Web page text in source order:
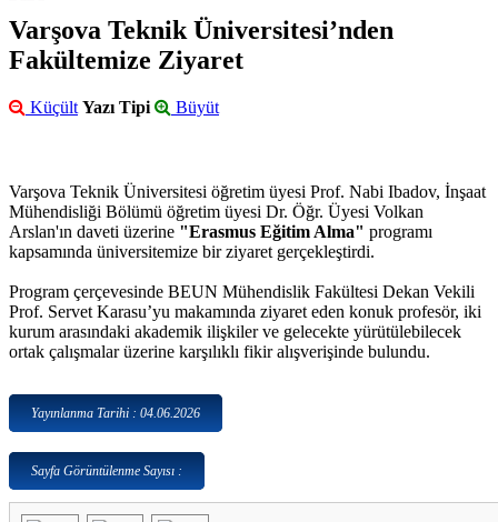
Varşova Teknik Üniversitesi’nden
Fakültemize Ziyaret
Küçült Yazı Tipi Büyüt
Varşova Teknik Üniversitesi öğretim üyesi Prof. Nabi Ibadov, İnşaat
Mühendisliği Bölümü öğretim üyesi Dr. Öğr. Üyesi Volkan
Arslan'ın daveti üzerine "Erasmus Eğitim Alma" programı
kapsamında üniversitemize bir ziyaret gerçekleştirdi.
Program çerçevesinde BEUN Mühendislik Fakültesi Dekan Vekili
Prof. Servet Karasu’yu makamında ziyaret eden konuk profesör, iki
kurum arasındaki akademik ilişkiler ve gelecekte yürütülebilecek
ortak çalışmalar üzerine karşılıklı fikir alışverişinde bulundu.
Yayınlanma Tarihi : 04.06.2026
Sayfa Görüntülenme Sayısı :